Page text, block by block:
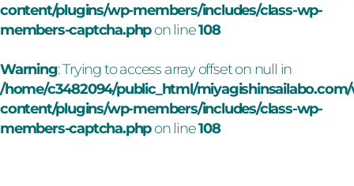
content/plugins/wp-members/includes/class-wp-
members-captcha.phpon line108
Warning: Trying to access array offset on null in
/home/c3482094/public_html/
content/plugins/wp-members/includes/class-wp-
members-captcha.phpon line108